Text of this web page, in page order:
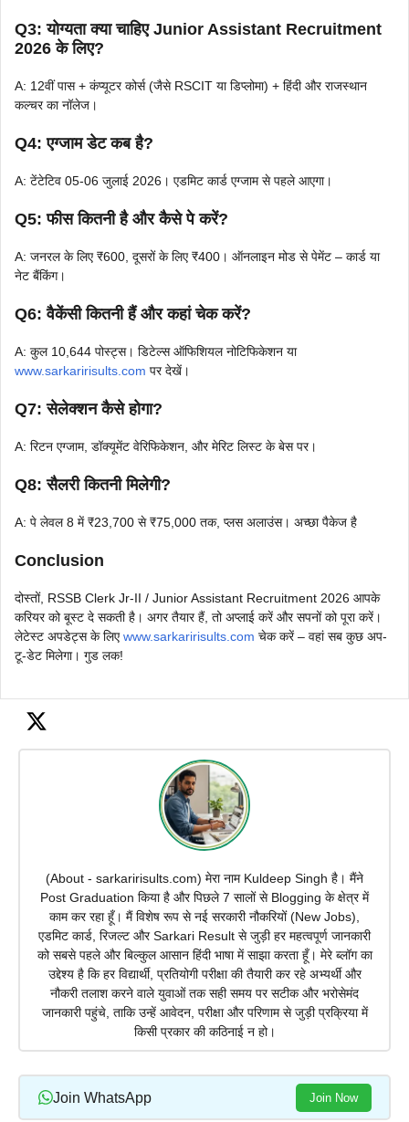
Q3: योग्यता क्या चाहिए Junior Assistant Recruitment
2026 के लिए?
A: 12वीं पास + कंप्यूटर कोर्स (जैसे RSCIT या डिप्लोमा) + हिंदी और राजस्थान
कल्चर का नॉलेज।
Q4: एग्जाम डेट कब है?
A: टेंटेटिव 05-06 जुलाई 2026। एडमिट कार्ड एग्जाम से पहले आएगा।
Q5: फीस कितनी है और कैसे पे करें?
A: जनरल के लिए ₹600, दूसरों के लिए ₹400। ऑनलाइन मोड से पेमेंट – कार्ड या
नेट बैंकिंग।
Q6: वैकेंसी कितनी हैं और कहां चेक करें?
A: कुल 10,644 पोस्ट्स। डिटेल्स ऑफिशियल नोटिफिकेशन या
www.sarkaririsults.com पर देखें।
Q7: सेलेक्शन कैसे होगा?
A: रिटन एग्जाम, डॉक्यूमेंट वेरिफिकेशन, और मेरिट लिस्ट के बेस पर।
Q8: सैलरी कितनी मिलेगी?
A: पे लेवल 8 में ₹23,700 से ₹75,000 तक, प्लस अलाउंस। अच्छा पैकेज है
Conclusion
दोस्तों, RSSB Clerk Jr-II / Junior Assistant Recruitment 2026 आपके
करियर को बूस्ट दे सकती है। अगर तैयार हैं, तो अप्लाई करें और सपनों को पूरा करें।
लेटेस्ट अपडेट्स के लिएwww.sarkaririsults.com चेक करें – वहां सब कुछ अप-
टू-डेट मिलेगा। गुड लक!
(About - sarkaririsults.com) मेरा नाम Kuldeep Singh है। मैंने
Post Graduation किया है और पिछले 7 सालों से Blogging के क्षेत्र में
काम कर रहा हूँ। मैं विशेष रूप से नई सरकारी नौकरियों (New Jobs),
एडमिट कार्ड, रिजल्ट और Sarkari Result से जुड़ी हर महत्वपूर्ण जानकारी
को सबसे पहले और बिल्कुल आसान हिंदी भाषा में साझा करता हूँ। मेरे ब्लॉग का
उद्देश्य है कि हर विद्यार्थी, प्रतियोगी परीक्षा की तैयारी कर रहे अभ्यर्थी और
नौकरी तलाश करने वाले युवाओं तक सही समय पर सटीक और भरोसेमंद
जानकारी पहुंचे, ताकि उन्हें आवेदन, परीक्षा और परिणाम से जुड़ी प्रक्रिया में
किसी प्रकार की कठिनाई न हो।
Join WhatsApp Join Now